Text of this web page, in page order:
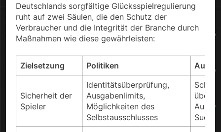
Deutschlands sorgfältige Glücksspielregulierung
ruht auf zwei Säulen, die den Schutz der
Verbraucher und die Integrität der Branche durch
Maßnahmen wie diese gewährleisten:
Zielsetzung Politiken
Sicherheit der
Spieler
Identitätsüberprüfung,
Ausgabenlimits,
Möglichkeiten des
Selbstausschlusses